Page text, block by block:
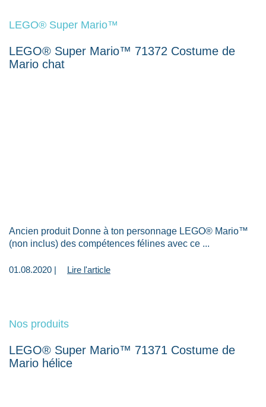
LEGO® Super Mario™
LEGO® Super Mario™ 71372 Costume de
Mario chat
Ancien produit Donne à ton personnage LEGO® Mario™
(non inclus) des compétences félines avec ce ...
01.08.2020 | Lire l'article
Nos produits
LEGO® Super Mario™ 71371 Costume de
Mario hélice